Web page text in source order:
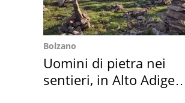
Bolzano
Uomini di pietra nei
sentieri, in Alto Adige